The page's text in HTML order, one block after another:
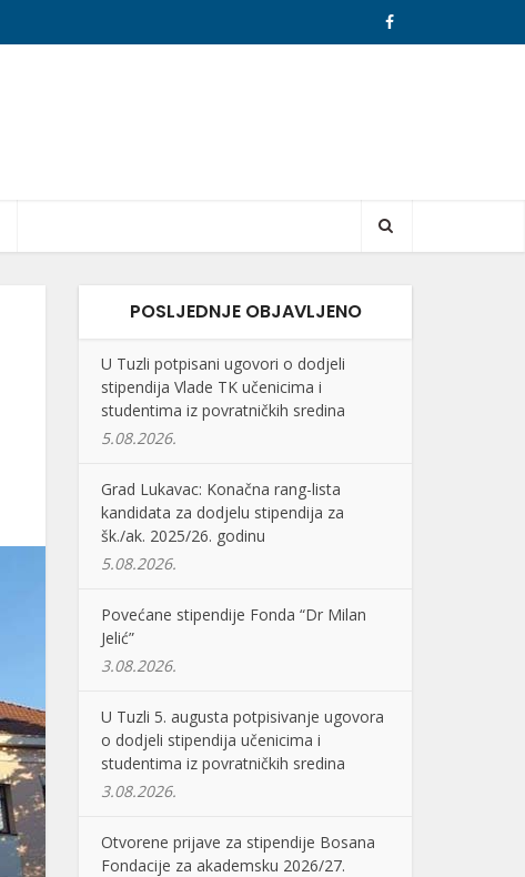
POSLJEDNJE OBJAVLJENO
U Tuzli potpisani ugovori o dodjeli
stipendija Vlade TK učenicima i
studentima iz povratničkih sredina
5.08.2026.
Grad Lukavac: Konačna rang-lista
kandidata za dodjelu stipendija za
šk./ak. 2025/26. godinu
5.08.2026.
Povećane stipendije Fonda “Dr Milan
Jelić”
3.08.2026.
U Tuzli 5. augusta potpisivanje ugovora
o dodjeli stipendija učenicima i
studentima iz povratničkih sredina
3.08.2026.
Otvorene prijave za stipendije Bosana
Fondacije za akademsku 2026/27.